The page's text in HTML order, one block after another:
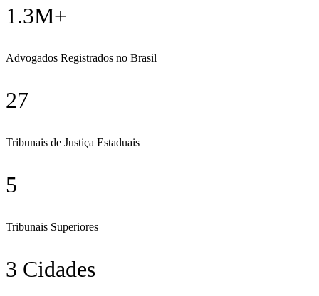
1.3M+
Advogados Registrados no Brasil
27
Tribunais de Justiça Estaduais
5
Tribunais Superiores
3 Cidades